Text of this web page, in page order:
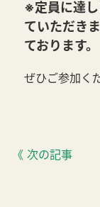
※定員に達
ていただき
ております。
ぜひご参加く
《 次の記事